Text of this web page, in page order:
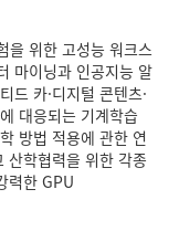
을 위한 고성능 워크스
마이닝과 인공지능 알
드 카·디지털 콘텐츠·
대응되는 기계학습
방법 적용에 관한 연
산학협력을 위한 각종
력한 GPU